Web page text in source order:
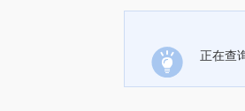
正在查